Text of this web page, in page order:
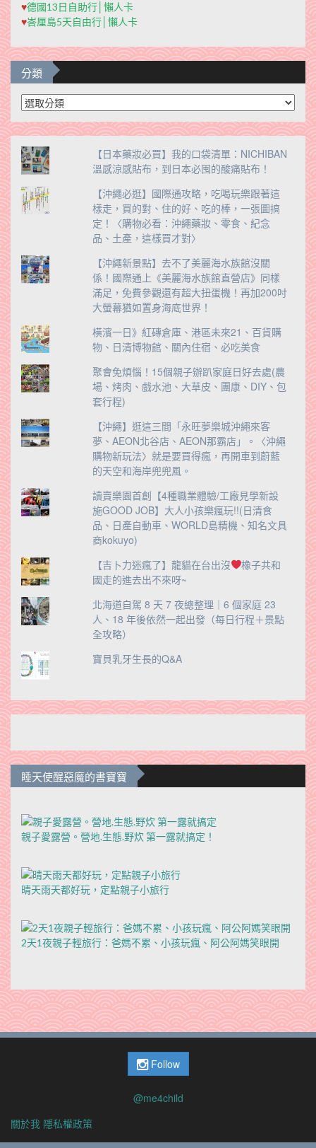
♥德國13日自助行│懶人卡
♥峇厘島5天自由行│懶人卡
分類
分
類
【日本藥妝必買】我的口袋清單：NICHIBAN
溫感涼感貼布，到日本必囤的酸痛貼布！
【沖繩必逛】國際通攻略，吃喝玩樂跟著這
樣走，買的對、住的好、吃的棒，一張圖搞
定！〈購物必看：沖繩藥妝、零食、紀念
品、土產，這樣買才對〉
【沖繩新景點】去不了美麗海水族館沒關
係！國際通上《美麗海水族館直營店》同樣
滿足，免費參觀還有超大扭蛋機！再加200吋
大螢幕猶如置身海底世界！
橫濱一日》紅磚倉庫、港區未來21、百貨購
物、日清博物館、關內住宿、必吃美食
聚會免煩惱！15個親子辦趴家庭日好去處(農
場、烤肉、戲水池、大草皮、團康、DIY、包
套行程)
【沖繩】逛這三間「永旺夢樂城沖繩來客
夢、AEON北谷店、AEON那霸店」。〈沖繩
購物新玩法〉就是要買得瘋，再開車到蔚藍
的天空和海岸兜兜風。
讀賣樂園首創【4種職業體驗/工廠見學新設
施GOOD JOB】大人小孩樂瘋玩!!(日清食
品、日產自動車、WORLD島精機、知名文具
商kokuyo)
【吉卜力迷瘋了】龍貓在台出沒
橡子共和
國走的進去出不來呀~
北海道自駕 8 天 7 夜總整理｜6 個家庭 23
人、18 年後依然一起出發（每日行程＋景點
全攻略）
寶貝乳牙生長的Q&A
睡天使醒惡魔的書寶寶
親子愛露營。營地.生態.野炊 第一露就搞定！
晴天雨天都好玩，定點親子小旅行
2天1夜親子輕旅行：爸媽不累、小孩玩瘋、阿公阿媽笑眼開
Follow
@me4child
關於我 隱私權政策